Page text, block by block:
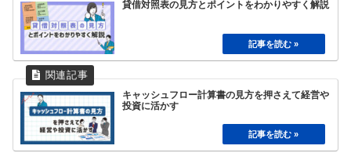
貸借対照表の見方とポイントをわかりやすく解説
キャッシュフロー計算書の見方を押さえて経営や
投資に活かす